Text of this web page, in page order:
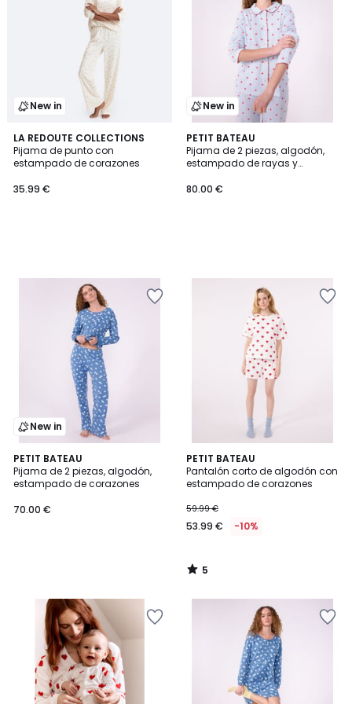
New in
LA REDOUTE COLLECTIONS
Pijama de punto con
estampado de corazones
35.99 €
New in
PETIT BATEAU
Pijama de 2 piezas, algodón,
estampado de rayas y
80.00 €
New in
PETIT BATEAU
Pijama de 2 piezas, algodón,
estampado de corazones
70.00 €
PETIT BATEAU
Pantalón corto de algodón con
estampado de corazones
59.99 €
53.99 € -10%
5
/
5
5
/